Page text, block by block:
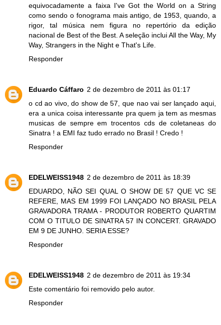
equivocadamente a faixa I've Got the World on a String
como sendo o fonograma mais antigo, de 1953, quando, a
rigor, tal música nem figura no repertório da edição
nacional de Best of the Best. A seleção inclui All the Way, My
Way, Strangers in the Night e That's Life.
Responder
Eduardo Cáffaro 2 de dezembro de 2011 às 01:17
o cd ao vivo, do show de 57, que nao vai ser lançado aqui,
era a unica coisa interessante pra quem ja tem as mesmas
musicas de sempre em trocentos cds de coletaneas do
Sinatra ! a EMI faz tudo errado no Brasil ! Credo !
Responder
EDELWEISS1948 2 de dezembro de 2011 às 18:39
EDUARDO, NÃO SEI QUAL O SHOW DE 57 QUE VC SE
REFERE, MAS EM 1999 FOI LANÇADO NO BRASIL PELA
GRAVADORA TRAMA - PRODUTOR ROBERTO QUARTIM
COM O TITULO DE SINATRA 57 IN CONCERT. GRAVADO
EM 9 DE JUNHO. SERIA ESSE?
Responder
EDELWEISS1948 2 de dezembro de 2011 às 19:34
Este comentário foi removido pelo autor.
Responder